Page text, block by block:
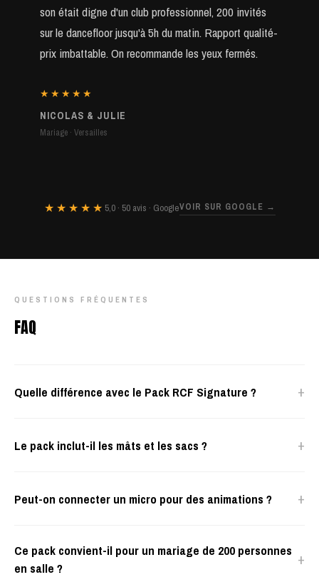
son était digne d'un club professionnel, 200 invités
sur le dancefloor jusqu'à 5h du matin. Rapport qualité-
prix imbattable. On recommande les yeux fermés.
★★★★★
NICOLAS & JULIE
Mariage · Versailles
★★★★★ 5,0 · 50 avis · GoogleVOIR SUR GOOGLE →
QUESTIONS FRÉQUENTES
FAQ
Quelle différence avec le Pack RCF Signature ? +
Le pack inclut-il les mâts et les sacs ? +
Peut-on connecter un micro pour des animations ? +
Ce pack convient-il pour un mariage de 200 personnes
en salle ?
+